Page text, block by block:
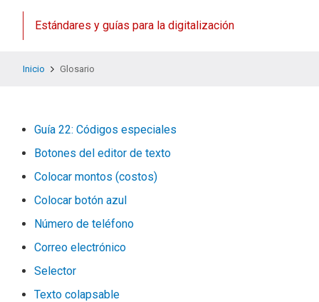
Estándares y guías para la digitalización
Inicio Glosario
Guía 22: Códigos especiales
Botones del editor de texto
Colocar montos (costos)
Colocar botón azul
Número de teléfono
Correo electrónico
Selector
Texto colapsable